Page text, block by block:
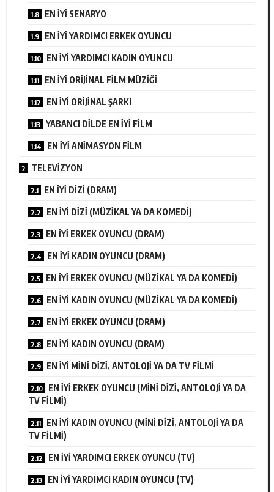
EN İYİ SENARYO
EN İYİ YARDIMCI ERKEK OYUNCU
EN İYİ YARDIMCI KADIN OYUNCU
EN İYİ ORİJİNAL FİLM MÜZİĞİ
EN İYİ ORİJİNAL ŞARKI
YABANCI DİLDE EN İYİ FİLM
EN İYİ ANİMASYON FİLM
TELEVİZYON
EN İYİ DİZİ (DRAM)
EN İYİ DİZİ (MÜZİKAL YA DA KOMEDİ)
EN İYİ ERKEK OYUNCU (DRAM)
EN İYİ KADIN OYUNCU (DRAM)
EN İYİ ERKEK OYUNCU (MÜZİKAL YA DA KOMEDİ)
EN İYİ KADIN OYUNCU (MÜZİKAL YA DA KOMEDİ)
EN İYİ ERKEK OYUNCU (DRAM)
EN İYİ KADIN OYUNCU (DRAM)
EN İYİ MİNİ DİZİ, ANTOLOJİ YA DA TV FİLMİ
EN İYİ ERKEK OYUNCU (MİNİ DİZİ, ANTOLOJİ YA DA
TV FİLMİ)
EN İYİ KADIN OYUNCU (MİNİ DİZİ, ANTOLOJİ YA DA
TV FİLMİ)
EN İYİ YARDIMCI ERKEK OYUNCU (TV)
EN İYİ YARDIMCI KADIN OYUNCU (TV)